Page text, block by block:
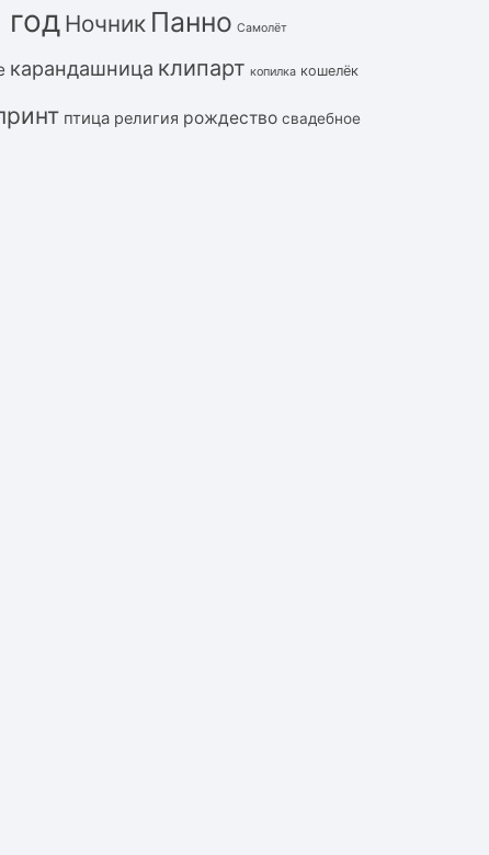
Ночник Панно Самолёт
карандашница клипарт копилка кошелёк
птица религия рождество свадебное